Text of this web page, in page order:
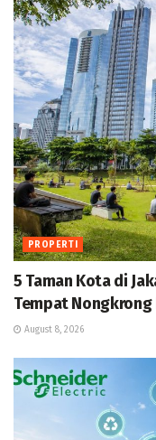
PROPERTI
5 Taman Kota di
Tempat Nongkrong
August 8, 2026